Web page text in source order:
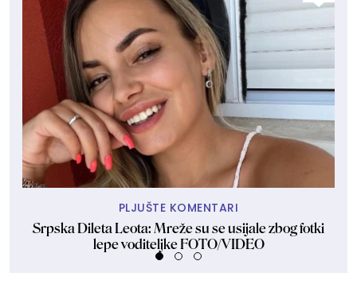
PLJUŠTE KOMENTARI
Srpska Dileta Leota: Mreže su se usijale zbog fotki
lepe voditeljke FOTO/VIDEO